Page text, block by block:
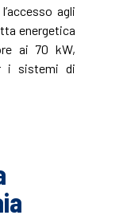
agli
energetica
ai 70 kW,
i sistemi di